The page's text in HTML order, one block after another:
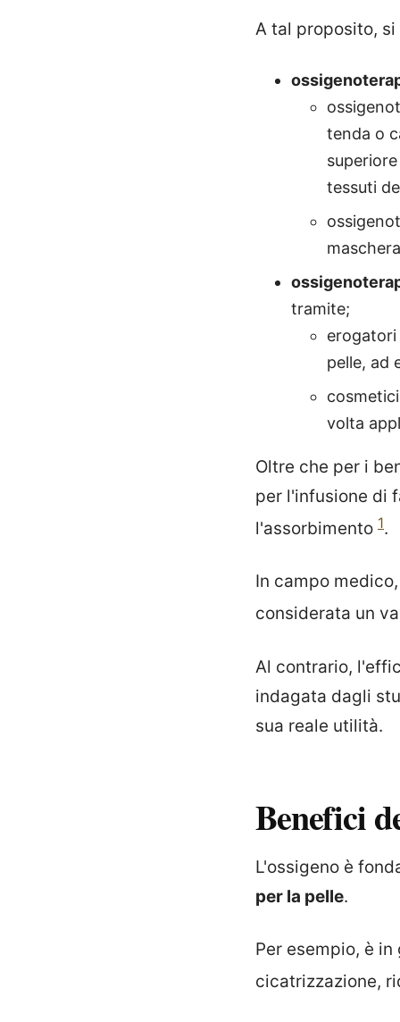
A tal proposito,
tenda o
tessuti
tramite;
erogatori
pelle, ad
volta
Oltre che per i
per l'infusione di
l'assorbimento 1.
In campo
considerata un
Al contrario,
indagata dagli
sua reale utilità.
Benefici
L'ossigeno è
per la pelle.
Per esempio, è
cicatrizzazione,